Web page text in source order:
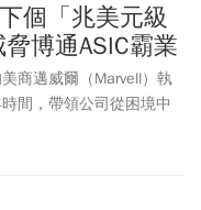
個「兆美元級
博通ASIC霸業
商邁威爾（Marvell）執
間，帶領公司從困境中